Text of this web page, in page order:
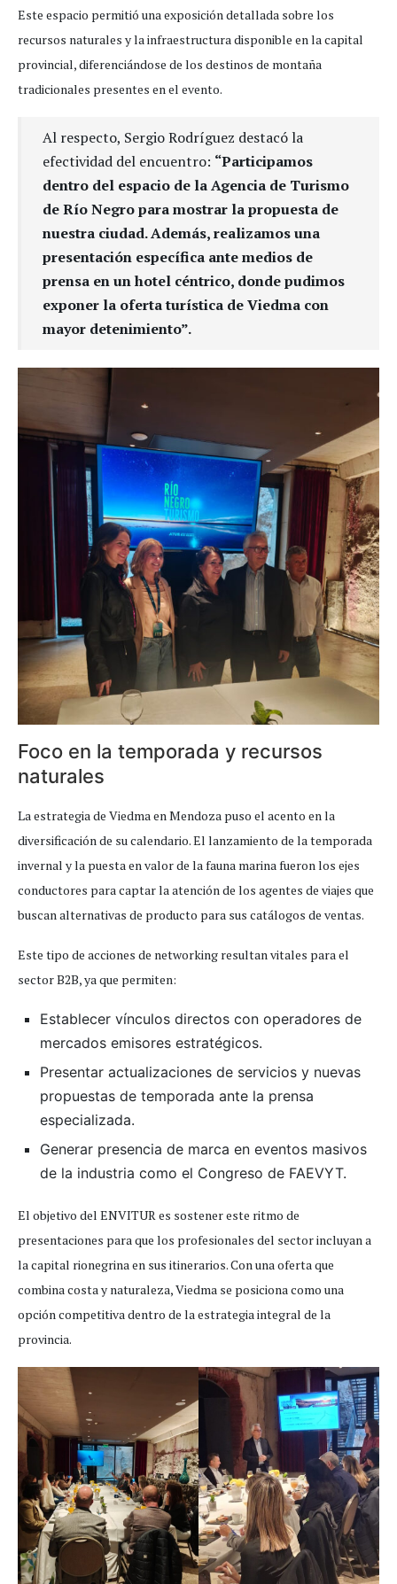
Este espacio permitió una exposición detallada sobre los
recursos naturales y la infraestructura disponible en la capital
provincial, diferenciándose de los destinos de montaña
tradicionales presentes en el evento.
Al respecto, Sergio Rodríguez destacó la
efectividad del encuentro: “Participamos
dentro del espacio de la Agencia de Turismo
de Río Negro para mostrar la propuesta de
nuestra ciudad. Además, realizamos una
presentación específica ante medios de
prensa en un hotel céntrico, donde pudimos
exponer la oferta turística de Viedma con
mayor detenimiento”.
Foco en la temporada y recursos
naturales
La estrategia de Viedma en Mendoza puso el acento en la
diversificación de su calendario. El lanzamiento de la temporada
invernal y la puesta en valor de la fauna marina fueron los ejes
conductores para captar la atención de los agentes de viajes que
buscan alternativas de producto para sus catálogos de ventas.
Este tipo de acciones de networking resultan vitales para el
sector B2B, ya que permiten:
Establecer vínculos directos con operadores de
mercados emisores estratégicos.
Presentar actualizaciones de servicios y nuevas
propuestas de temporada ante la prensa
especializada.
Generar presencia de marca en eventos masivos
de la industria como el Congreso de FAEVYT.
El objetivo del ENVITUR es sostener este ritmo de
presentaciones para que los profesionales del sector incluyan a
la capital rionegrina en sus itinerarios. Con una oferta que
combina costa y naturaleza, Viedma se posiciona como una
opción competitiva dentro de la estrategia integral de la
provincia.